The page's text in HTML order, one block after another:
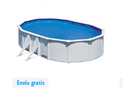
Envío gratis